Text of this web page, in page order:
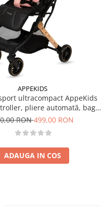
APPEKIDS
ultracompact AppeKids
pliere automată, bagaj
mână, 6.7 kg - Pink
RON499,00 RON
ADAUGA IN COS